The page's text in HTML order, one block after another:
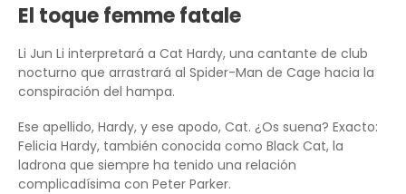
El toque femme fatale
Li Jun Li interpretará a Cat Hardy, una cantante de club
nocturno que arrastrará al Spider-Man de Cage hacia la
conspiración del hampa.
Ese apellido, Hardy, y ese apodo, Cat. ¿Os suena? Exacto:
Felicia Hardy, también conocida como Black Cat, la
ladrona que siempre ha tenido una relación
complicadísima con Peter Parker.